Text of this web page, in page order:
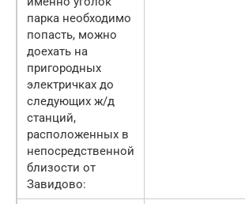
парка необходимо
попасть, можно
доехать на
пригородных
электричках до
следующих ж/д
станций,
расположенных в
непосредственной
близости от
Завидово: